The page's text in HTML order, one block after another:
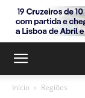
Início Regiões